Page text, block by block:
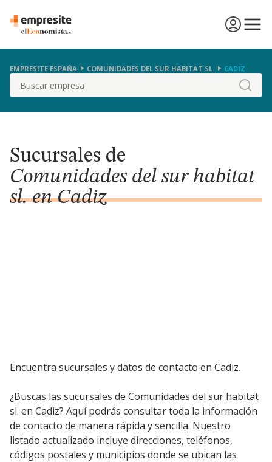
EMPRESITE ESPAÑA COMUNIDADES DEL SUR HABITAT SL. CADIZ
Buscar
Sucursales de
Comunidades del sur habitat
sl. en Cadiz
Encuentra sucursales y datos de contacto en Cadiz.
¿Buscas las sucursales de Comunidades del sur habitat
sl. en Cadiz? Aquí podrás consultar toda la información
de contacto de manera rápida y sencilla. Nuestro
listado actualizado incluye direcciones, teléfonos,
códigos postales y municipios donde se ubican las